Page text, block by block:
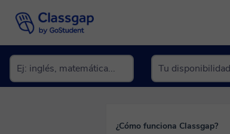
¿Cómo funciona Classgap?